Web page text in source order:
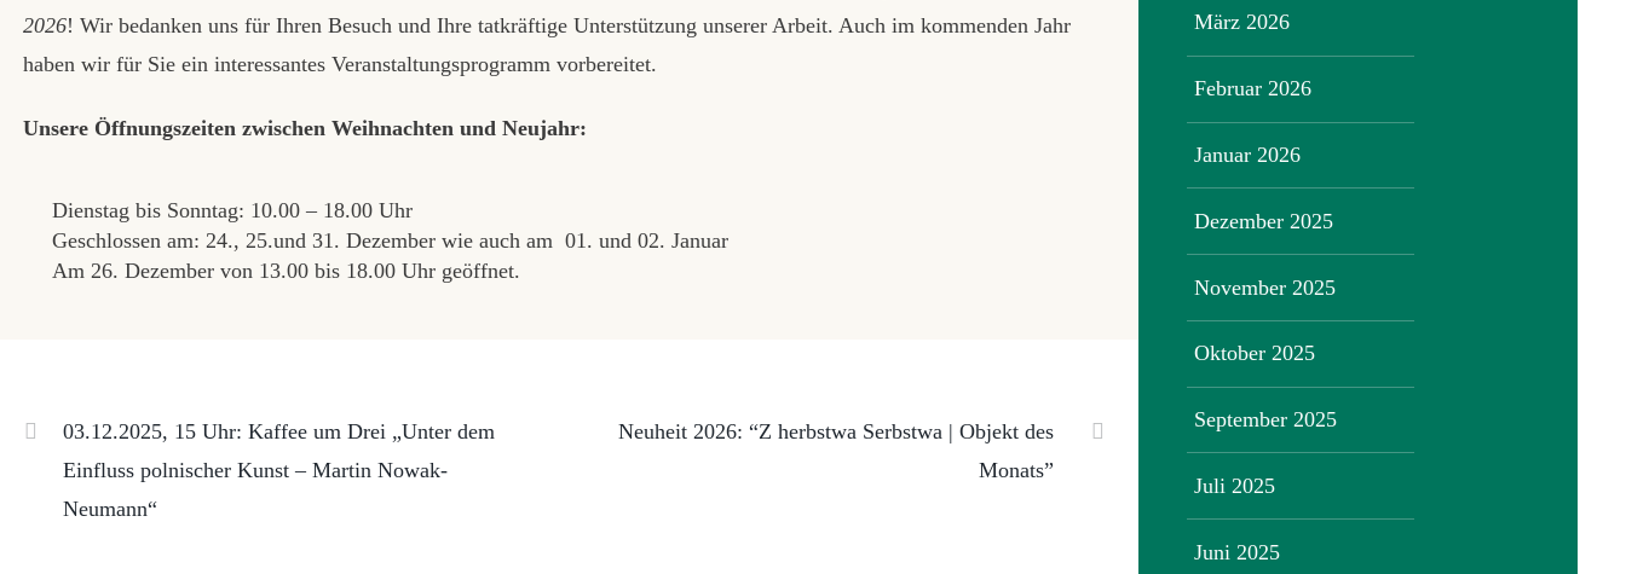
2026! Wir bedanken uns für Ihren Besuch und Ihre tatkräftige Unterstützung unserer Arbeit. Auch im kommenden Jahr
haben wir für Sie ein interessantes Veranstaltungsprogramm vorbereitet.
Unsere Öffnungszeiten zwischen Weihnachten und Neujahr:
Dienstag bis Sonntag: 10.00 – 18.00 Uhr
Geschlossen am: 24., 25.und 31. Dezember wie auch am 01. und 02. Januar
Am 26. Dezember von 13.00 bis 18.00 Uhr geöffnet.
03.12.2025, 15 Uhr: Kaffee um Drei „Unter dem
Einfluss polnischer Kunst – Martin Nowak-
Neumann“
Neuheit 2026: “Z herbstwa Serbstwa | Objekt des
Monats”
März 2026
Februar 2026
Januar 2026
Dezember 2025
November 2025
Oktober 2025
September 2025
Juli 2025
Juni 2025